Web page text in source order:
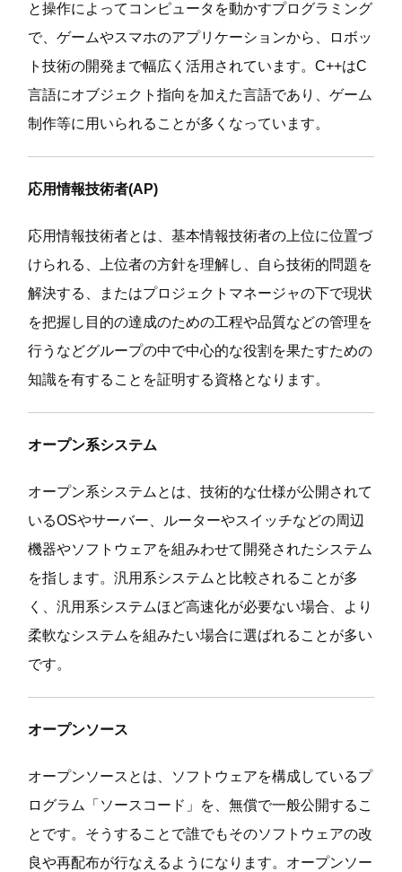
と操作によってコンピュータを動かすプログラミング
で、ゲームやスマホのアプリケーションから、ロボッ
ト技術の開発まで幅広く活用されています。C++はC
言語にオブジェクト指向を加えた言語であり、ゲーム
制作等に用いられることが多くなっています。
応用情報技術者(AP)
応用情報技術者とは、基本情報技術者の上位に位置づ
けられる、上位者の方針を理解し、自ら技術的問題を
解決する、またはプロジェクトマネージャの下で現状
を把握し目的の達成のための工程や品質などの管理を
行うなどグループの中で中心的な役割を果たすための
知識を有することを証明する資格となります。
オープン系システム
オープン系システムとは、技術的な仕様が公開されて
いるOSやサーバー、ルーターやスイッチなどの周辺
機器やソフトウェアを組みわせて開発されたシステム
を指します。汎用系システムと比較されることが多
く、汎用系システムほど高速化が必要ない場合、より
柔軟なシステムを組みたい場合に選ばれることが多い
です。
オープンソース
オープンソースとは、ソフトウェアを構成しているプ
ログラム「ソースコード」を、無償で一般公開するこ
とです。そうすることで誰でもそのソフトウェアの改
良や再配布が行なえるようになります。オープンソー